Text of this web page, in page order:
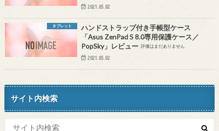
2021.05.02
タブレット
ハンドストラップ付き手帳型ケース
「Asus ZenPad S 8.0専用保護ケース／
PopSky」レビュー 評価はまだありません
2021.05.02
サイト内検索